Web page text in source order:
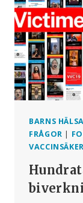
BARNS HÄLSA
FRÅGOR |